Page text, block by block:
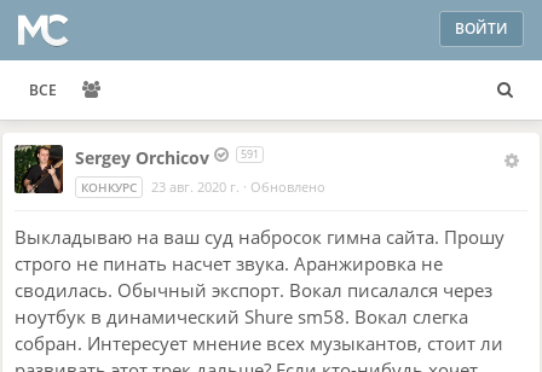
ВОЙТИ
ВСЕ
Sergey Orchicov 591
КОНКУРС 23 авг. 2020 г. · Обновлено
Выкладываю на ваш суд набросок гимна сайта. Прошу
строго не пинать насчет звука. Аранжировка не
сводилась. Обычный экспорт. Вокал писалался через
ноутбук в динамический Shure sm58. Вокал слегка
собран. Интересует мнение всех музыкантов, стоит ли